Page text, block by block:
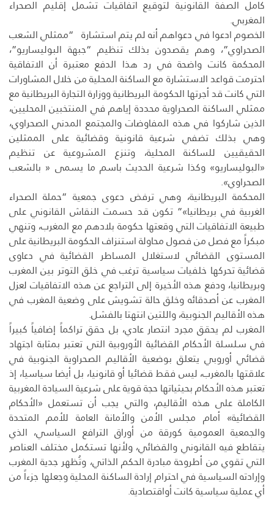
كامل الصفة القانونية لتوقيع اتفاقيات تشمل إقليم الصحراء
المغربي.
الخصوم ادعوا في دعواهم أنه لم يتم استشارة “ممثلي الشعب
الصحراوي”، وهم يقصدون بذلك تنظيم “جبهة البوليساريو”،
المحكمة كانت واضحة في رد هذا الدفع معتبرة أن الاتفاقية
احترمت قواعد الاستشارة مع الساكنة المحلية من خلال المشاورات
التي كانت قد أجرتها الحكومة البريطانية ووزارة التجارة البريطانية مع
ممثلي الساكنة الصحراوية محددة إياهم في المنتخبين المحليين،
الذين شاركوا في هذه المفاوضات والمجتمع المدني الصحراوي،
وهي بذلك تضفي شرعية قانونية وقضائية على الممثلين
الحقيقيين للساكنة المحلية، وتنزع المشروعية عن تنظيم
«البوليساريو» وكذا شرعية الحديث باسم ما يسمى « بالشعب
الصحراوي».
المحكمة البريطانية، وهي ترفض دعوى جمعية “حملة الصحراء
الغربية في بريطانيا»” تكون قد حسمت النقاش القانوني على
طبيعة الاتفاقيات التي وقعتها حكومة بلادهم مع المغرب، وتنهي
مبكراً مع فصل من فصول محاولة استنزاف الحكومة البريطانية على
المستوى القضائي لاستغلال المساطر القضائية في دعاوى
قضائية تحركها خلفيات سياسية ترغب في خلق التوتر بين المغرب
وبريطانيا، ودفع هذه الأخيرة إلى التراجع عن هذه الاتفاقيات لعزل
المغرب عن أصدقائه وخلق حالة تشويش على وضعية المغرب في
هذه الأقاليم الجنوبية، واللتين انتهتا بالفشل.
المغرب لم يحقق مجرد انتصار عادي، بل حقق تراكماً إضافياً كبيراً
في سلسلة الأحكام القضائية الأوروبية التي تعتبر بمثابة اجتهاد
قضائي أوروبي يتعلق بوضعية الأقاليم الصحراوية الجنوبية في
علاقتها بالمغرب، ليس فقط قضائيا أو قانونيا، بل أيضا سياسيا، إذ
تعتبر هذه الأحكام بحيثياتها حجة قوية على شرعية السيادة المغربية
الكاملة على هذه الأقاليم، والتي يجب أن تستعمل «الأحكام
القضائية» أمام مجلس الأمن والأمانة العامة للأمم المتحدة
والجمعية العمومية كورقة من أوراق الترافع السياسي، الذي
يتقاطع فيه القانوني والقضائي، ولأنها تستكمل مختلف العناصر
التي تقوي من أطروحة مبادرة الحكم الذاتي، وتُظهر جدية المغرب
وإرادته السياسية في احترام إرادة الساكنة المحلية وجعلها جزءاً من
أي عملية سياسية كانت أواقتصادية.